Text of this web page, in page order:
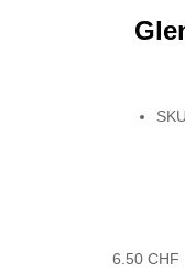
6.50 CHF